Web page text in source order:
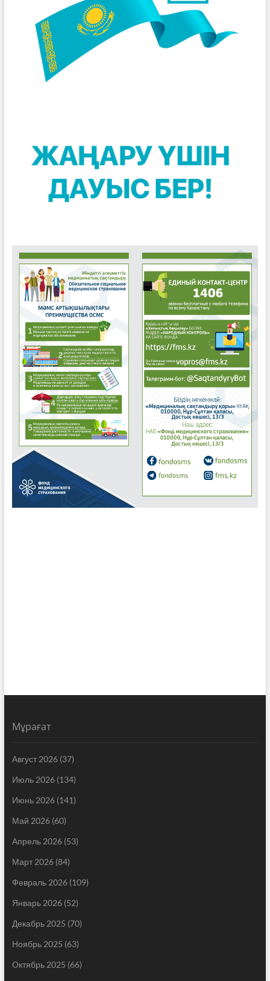
Мұрағат
Август 2026(37)
Июль 2026(134)
Июнь 2026(141)
Май 2026(60)
Апрель 2026(53)
Март 2026(84)
Февраль 2026(109)
Январь 2026(52)
Декабрь 2025 (70)
Ноябрь 2025 (63)
Октябрь 2025 (66)